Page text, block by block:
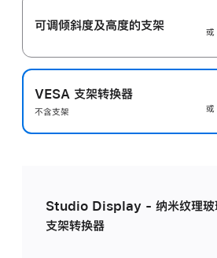
可调倾斜度及高‍度的支‍架
VESA 支架转换器
不含支架
Studio Display - 纳米纹理玻
支架转换器